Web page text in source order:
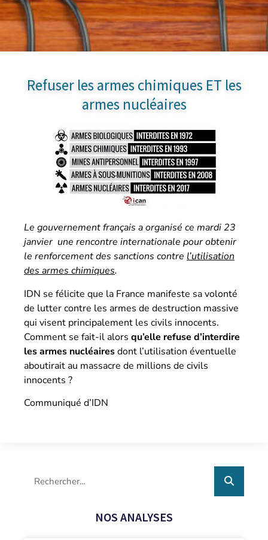
Refuser les armes chimiques ET les
armes nucléaires
Le gouvernement français a organisé ce mardi 23
janvier une rencontre internationale pour obtenir
le renforcement des sanctions contre l’utilisation
des armes chimiques.
IDN se félicite que la France manifeste sa volonté
de lutter contre les armes de destruction massive
qui visent principalement les civils innocents.
Comment se fait-il alors qu’elle refuse d’interdire
les armes nucléairesdont l’utilisation éventuelle
aboutirait au massacre de millions de civils
innocents ?
Communiqué d’IDN
NOS ANALYSES